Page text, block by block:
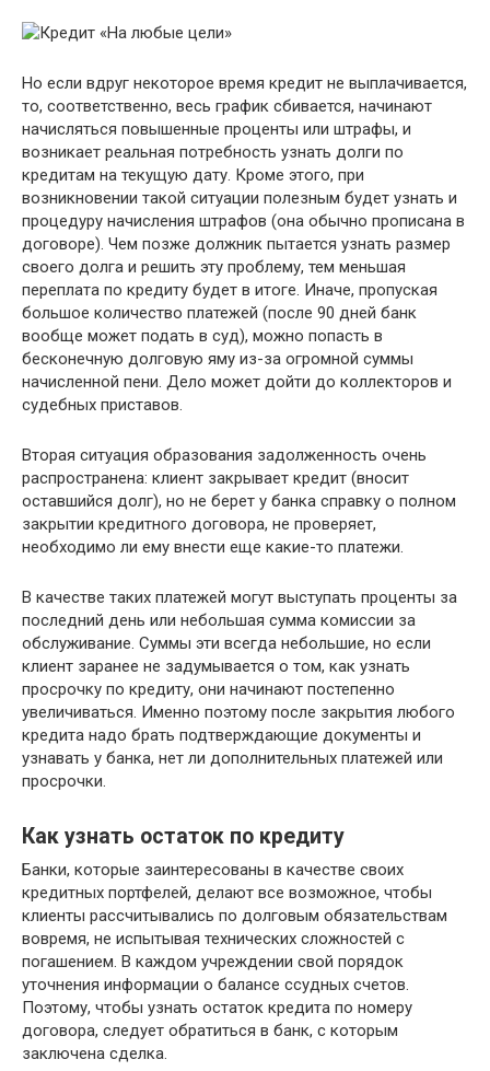
Но если вдруг некоторое время кредит не выплачивается,
то, соответственно, весь график сбивается, начинают
начисляться повышенные проценты или штрафы, и
возникает реальная потребность узнать долги по
кредитам на текущую дату. Кроме этого, при
возникновении такой ситуации полезным будет узнать и
процедуру начисления штрафов (она обычно прописана в
договоре). Чем позже должник пытается узнать размер
своего долга и решить эту проблему, тем меньшая
переплата по кредиту будет в итоге. Иначе, пропуская
большое количество платежей (после 90 дней банк
вообще может подать в суд), можно попасть в
бесконечную долговую яму из-за огромной суммы
начисленной пени. Дело может дойти до коллекторов и
судебных приставов.
Вторая ситуация образования задолженность очень
распространена: клиент закрывает кредит (вносит
оставшийся долг), но не берет у банка справку о полном
закрытии кредитного договора, не проверяет,
необходимо ли ему внести еще какие-то платежи.
В качестве таких платежей могут выступать проценты за
последний день или небольшая сумма комиссии за
обслуживание. Суммы эти всегда небольшие, но если
клиент заранее не задумывается о том, как узнать
просрочку по кредиту, они начинают постепенно
увеличиваться. Именно поэтому после закрытия любого
кредита надо брать подтверждающие документы и
узнавать у банка, нет ли дополнительных платежей или
просрочки.
Как узнать остаток по кредиту
Банки, которые заинтересованы в качестве своих
кредитных портфелей, делают все возможное, чтобы
клиенты рассчитывались по долговым обязательствам
вовремя, не испытывая технических сложностей с
погашением. В каждом учреждении свой порядок
уточнения информации о балансе ссудных счетов.
Поэтому, чтобы узнать остаток кредита по номеру
договора, следует обратиться в банк, с которым
заключена сделка.